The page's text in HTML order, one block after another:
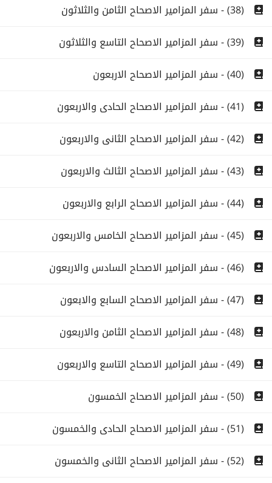
(38) - سفر المزامير الاصحاح الثامن والثلاثون
(39) - سفر المزامير الاصحاح التاسع والثلاثون
(40) - سفر المزامير الاصحاح الاربعون
(41) - سفر المزامير الاصحاح الحادى والاربعون
(42) - سفر المزامير الاصحاح الثانى والاربعون
(43) - سفر المزامير الاصحاح الثالث والاربعون
(44) - سفر المزامير الاصحاح الرابع والاربعون
(45) - سفر المزامير الاصحاح الخامس والاربعون
(46) - سفر المزامير الاصحاح السادس والاربعون
(47) - سفر المزامير الاصحاح السابع والابعون
(48) - سفر المزامير الاصحاح الثامن والاربعون
(49) - سفر المزامير الاصحاح التاسع والاربعون
(50) - سفر المزامير الاصحاح الخمسون
(51) - سفر المزامير الاصحاح الحادى والخمسون
(52) - سفر المزامير الاصحاح الثانى والخمسون